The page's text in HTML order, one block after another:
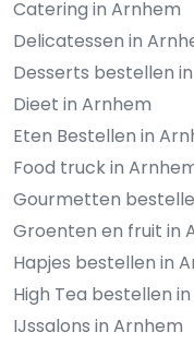
Catering in Arnhem
Delicatessen in
Desserts bestellen
Dieet in Arnhem
Eten Bestellen in
Food truck in
Gourmetten
Groenten en fruit in
Hapjes bestellen in
High Tea bestellen
IJssalons in Arnhem